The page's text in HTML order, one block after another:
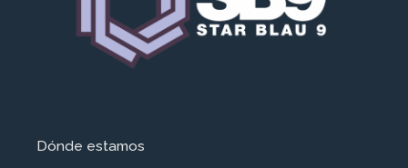
Dónde estamos